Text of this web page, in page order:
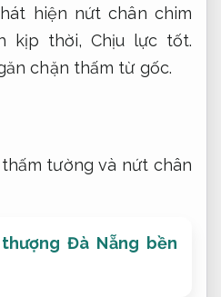
hiện nứt chân chim
kịp thời, Chịu lực tốt.
chặn thấm từ gốc.
Đà Nẵng bền